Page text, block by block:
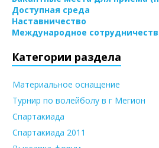
Доступная среда
Наставничество
Международное
Категории раздела
Материальное оснащение
Турнир по волейболу в г Мегион
Спартакиада
Спартакиада 2011